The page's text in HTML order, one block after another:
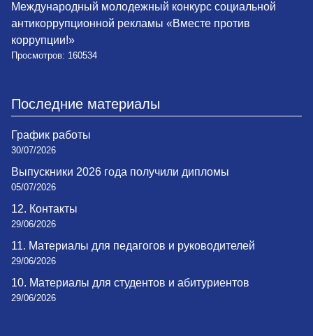
Международный молодежный конкурс социальной
антикоррупционной рекламы «Вместе против
коррупции!»
Просмотров: 160534
Последние материалы
График работы
30/07/2026
Выпускники 2026 года получили дипломы
05/07/2026
12. Контакты
29/06/2026
11. Материалы для педагогов и руководителей
29/06/2026
10. Материалы для студентов и абитуриентов
29/06/2026